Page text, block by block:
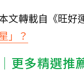
文轉載自《旺好
」？
│更多精選